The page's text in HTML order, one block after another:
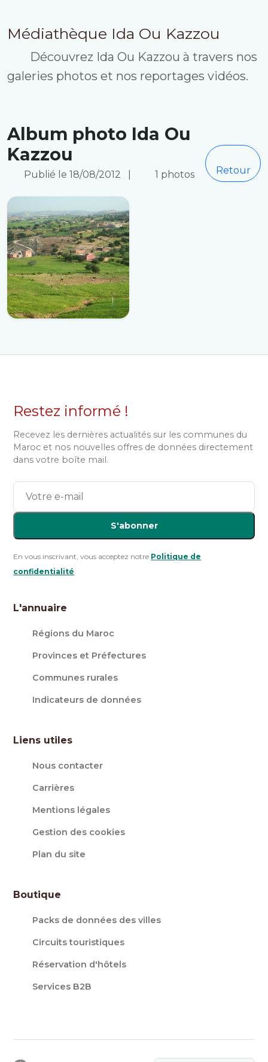
Médiathèque Ida Ou Kazzou
Découvrez Ida Ou Kazzou à travers nos
galeries photos et nos reportages vidéos.
Album photo Ida Ou
Kazzou
Publié le 18/08/2012 1 photos Retour
Restez informé !
Recevez les dernières actualités sur les communes du
Maroc et nos nouvelles offres de données directement
dans votre boîte mail.
S'abonner
En vous inscrivant, vous acceptez notre Politique de
confidentialité.
L'annuaire
Régions du Maroc
Provinces et Préfectures
Communes rurales
Indicateurs de données
Liens utiles
Nous contacter
Carrières
Mentions légales
Gestion des cookies
Plan du site
Boutique
Packs de données des villes
Circuits touristiques
Réservation d'hôtels
Services B2B